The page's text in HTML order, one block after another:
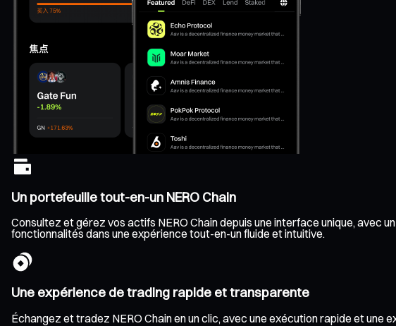
Un portefeuille tout-en-un NERO Chain
Consultez et gérez vos actifs NERO Chain depuis une interface unique, avec
fonctionnalités dans une expérience tout-en-un fluide et intuitive.
Une expérience de trading rapide et transparente
Échangez et tradez NERO Chain en un clic, avec une exécution rapide et